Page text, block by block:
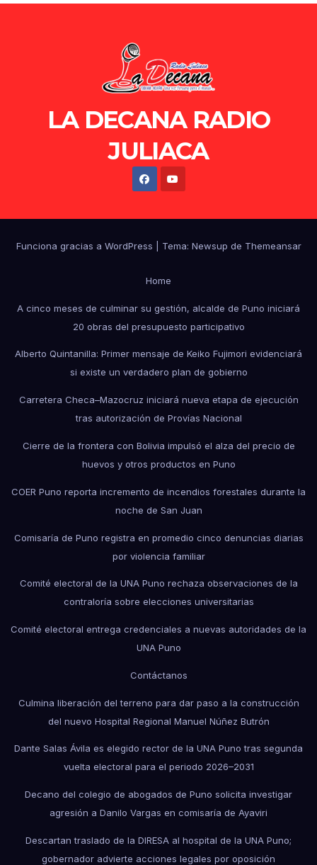
LA DECANA RADIO
JULIACA
Funciona gracias a WordPress Tema: Newsup de Themeansar
Home
A cinco meses de culminar su gestión, alcalde de Puno iniciará
20 obras del presupuesto participativo
Alberto Quintanilla: Primer mensaje de Keiko Fujimori evidenciará
si existe un verdadero plan de gobierno
Carretera Checa–Mazocruz iniciará nueva etapa de ejecución
tras autorización de Provías Nacional
Cierre de la frontera con Bolivia impulsó el alza del precio de
huevos y otros productos en Puno
COER Puno reporta incremento de incendios forestales durante la
noche de San Juan
Comisaría de Puno registra en promedio cinco denuncias diarias
por violencia familiar
Comité electoral de la UNA Puno rechaza observaciones de la
contraloría sobre elecciones universitarias
Comité electoral entrega credenciales a nuevas autoridades de la
UNA Puno
Contáctanos
Culmina liberación del terreno para dar paso a la construcción
del nuevo Hospital Regional Manuel Núñez Butrón
Dante Salas Ávila es elegido rector de la UNA Puno tras segunda
vuelta electoral para el periodo 2026–2031
Decano del colegio de abogados de Puno solicita investigar
agresión a Danilo Vargas en comisaría de Ayaviri
Descartan traslado de la DIRESA al hospital de la UNA Puno;
gobernador advierte acciones legales por oposición